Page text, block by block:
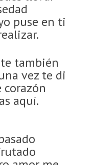
puse en ti
también
vez te di
corazón
aquí.